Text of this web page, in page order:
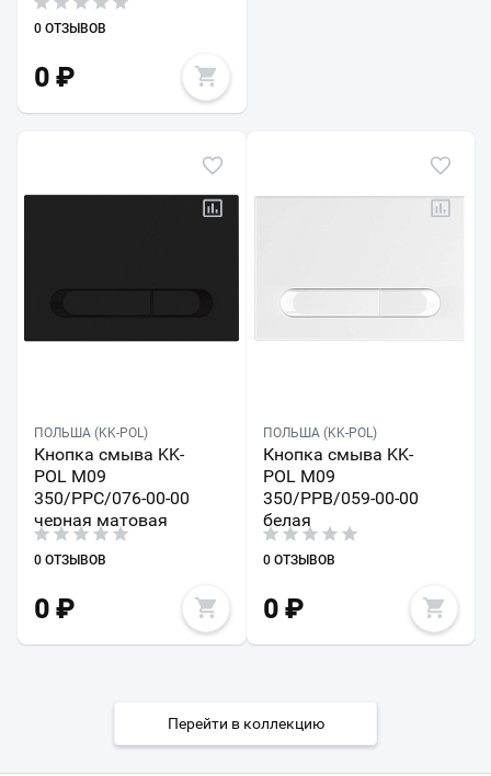
0 ОТЗЫВОВ
0 ₽
ПОЛЬША (KK-POL)
Кнопка смыва KK-
POL M09
350/PPC/076-00-00
черная матовая
0 ОТЗЫВОВ
0 ₽
ПОЛЬША (KK-POL)
Кнопка смыва KK-
POL M09
350/PPB/059-00-00
белая
0 ОТЗЫВОВ
0₽
Перейти в коллекцию